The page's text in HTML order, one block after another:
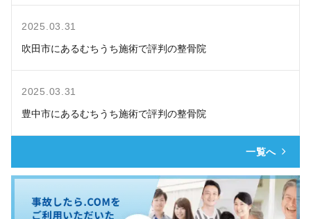
2025.03.31
吹田市にあるむちうち施術で評判の整骨院
2025.03.31
豊中市にあるむちうち施術で評判の整骨院
一覧へ